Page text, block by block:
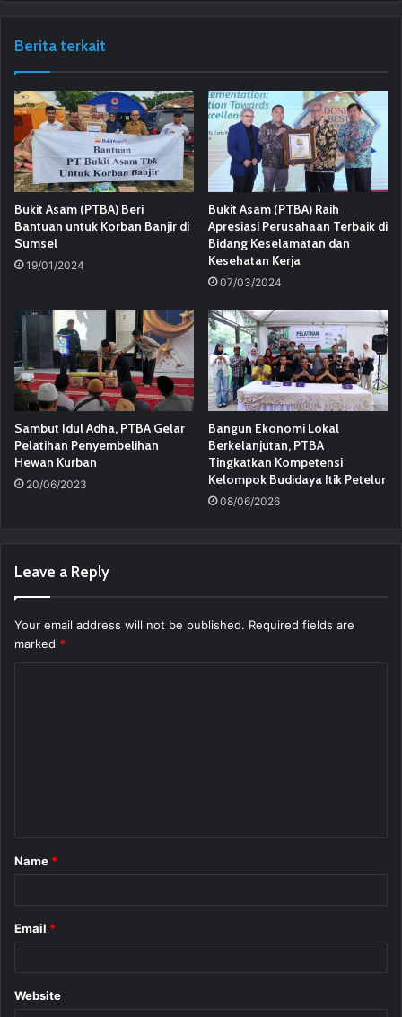
Berita terkait
Bukit Asam (PTBA) Beri
Bantuan untuk Korban Banjir di
Sumsel
19/01/2024
Bukit Asam (PTBA) Raih
Apresiasi Perusahaan Terbaik di
Bidang Keselamatan dan
Kesehatan Kerja
07/03/2024
Sambut Idul Adha, PTBA Gelar
Pelatihan Penyembelihan
Hewan Kurban
20/06/2023
Bangun Ekonomi Lokal
Berkelanjutan, PTBA
Tingkatkan Kompetensi
Kelompok Budidaya Itik Petelur
08/06/2026
Leave a Reply
Your email address will not be published. Required fields are
marked *
*
Name *
Email *
Website